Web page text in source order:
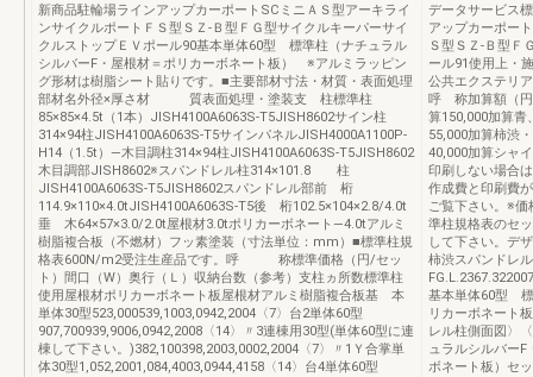
新商品駐輪場ラインアップカーポートSCミニＡＳ型アーキライ
ンサイクルポートＦＳ型ＳＺ-Ｂ型ＦＧ型サイクルキーパーサイ
クルストップＥＶポール90基本単体60型 標準柱（ナチュラル
シルバーF・屋根材＝ポリカーボネート板） ※アルミラッピン
グ形材は樹脂シート貼りです。■主要部材寸法・材質・表面処理
部材名外径×厚さ材 質表面処理・塗装支 柱標準柱
85×85×4.5t（1本）JISH4100A6063S-T5JISH8602サイン柱
314×94柱JISH4100A6063S-T5サインパネルJISH4000A1100P-
H14（1.5t）—木目調柱314×94柱JISH4100A6063S-T5JISH8602
木目調部JISH8602※スパンドレル柱314×101.8 柱
JISH4100A6063S-T5JISH8602スパンドレル部前 桁
114.9×110×4.0tJISH4100A6063S-T5後 桁102.5×104×2.8/4.0t
垂 木64×57×3.0/2.0t屋根材3.0tポリカーボネート—4.0tアルミ
樹脂複合板（不燃材）フッ素塗装（寸法単位：mm）■標準柱規
格表600N/m2受注生産品です。呼 称標準価格（円/セッ
ト）間口（W）奥行（Ｌ）収納台数（参考）支柱ヵ所数標準柱
使用屋根材ポリカーボネート板屋根材アルミ樹脂複合板基 本
単体30型523,000539,1003,0942,2004〈7〉台2単体60型
907,700939,9006,0942,2008〈14〉〃3連棟用30型(単体60型に連
棟して下さい。)382,100398,2003,0002,2004〈7〉〃1Ｙ合掌単
体30型1,052,2001,084,4003,0944,4158〈14〉台4単体60型
データサービス
アップカーポー
Ｓ型ＳＺ-Ｂ型Ｆ
ール91使用上・
公共エクステリ
呼 称加算額（
算150,000加算青
55,000加算柿渋
40,000加算シャ
印刷しない場合
作成費と印刷費
ご覧下さい。※価
準柱規格表のセ
して下さい。デ
柿渋スパンドレ
基本単体60型 標
リカーボネート
レル柱側面図〉
ュラルシルバーF
ボネート板）セ